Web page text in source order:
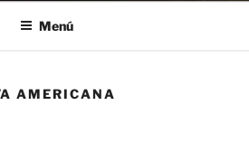
Menú
AMERICANA